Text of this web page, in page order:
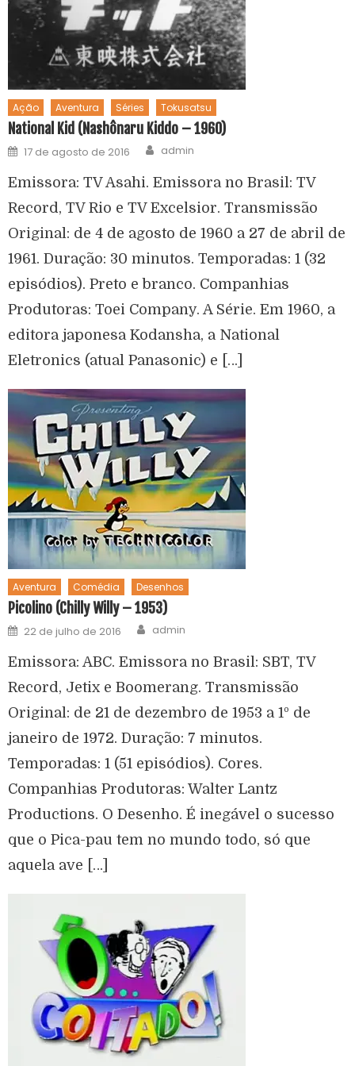
Ação Aventura Séries Tokusatsu
National Kid (Nashônaru Kiddo – 1960)
17 de agosto de 2016 admin
Emissora: TV Asahi. Emissora no Brasil: TV
Record, TV Rio e TV Excelsior. Transmissão
Original: de 4 de agosto de 1960 a 27 de abril de
1961. Duração: 30 minutos. Temporadas: 1 (32
episódios). Preto e branco. Companhias
Produtoras: Toei Company. A Série. Em 1960, a
editora japonesa Kodansha, a National
Eletronics (atual Panasonic) e […]
Aventura Comédia Desenhos
Picolino (Chilly Willy – 1953)
22 de julho de 2016 admin
Emissora: ABC. Emissora no Brasil: SBT, TV
Record, Jetix e Boomerang. Transmissão
Original: de 21 de dezembro de 1953 a 1º de
janeiro de 1972. Duração: 7 minutos.
Temporadas: 1 (51 episódios). Cores.
Companhias Produtoras: Walter Lantz
Productions. O Desenho. É inegável o sucesso
que o Pica-pau tem no mundo todo, só que
aquela ave […]